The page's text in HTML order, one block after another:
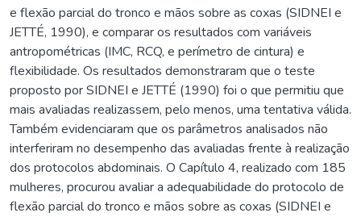
e flexão parcial do tronco e mãos sobre as coxas (SIDNEI e
JETTÉ, 1990), e comparar os resultados com variáveis
antropométricas (IMC, RCQ, e perímetro de cintura) e
flexibilidade. Os resultados demonstraram que o teste
proposto por SIDNEI e JETTÉ (1990) foi o que permitiu que
mais avaliadas realizassem, pelo menos, uma tentativa válida.
Também evidenciaram que os parâmetros analisados não
interferiram no desempenho das avaliadas frente à realização
dos protocolos abdominais. O Capítulo 4, realizado com 185
mulheres, procurou avaliar a adequabilidade do protocolo de
flexão parcial do tronco e mãos sobre as coxas (SIDNEI e